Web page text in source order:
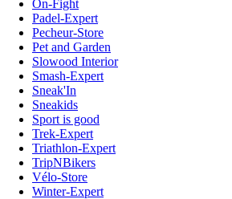
On-Fight
Padel-Expert
Pecheur-Store
Pet and Garden
Slowood Interior
Smash-Expert
Sneak'In
Sneakids
Sport is good
Trek-Expert
Triathlon-Expert
TripNBikers
Vélo-Store
Winter-Expert